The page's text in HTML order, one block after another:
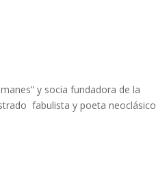
y socia fundadora de la
fabulista y poeta neoclásico